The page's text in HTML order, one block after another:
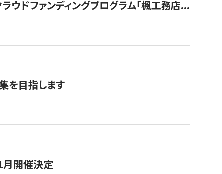
ドファンディングプログラム「楓工務店...
を目指します
月開催決定